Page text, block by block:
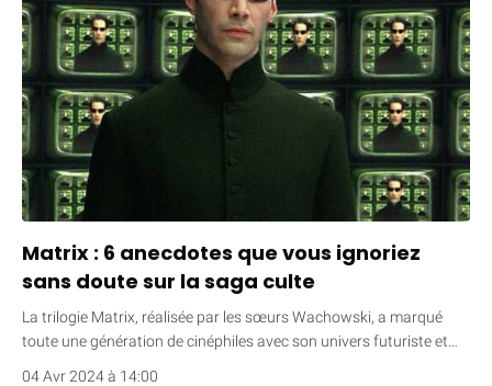
Matrix : 6 anecdotes que vous ignoriez
sans doute sur la saga culte
La trilogie Matrix, réalisée par les sœurs Wachowski, a marqué
toute une génération de cinéphiles avec son univers futuriste et…
04 Avr 2024 à 14:00